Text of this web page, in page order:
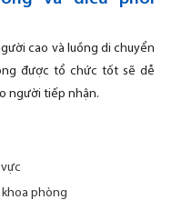
cao và luồng di chuyển
được tổ chức tốt sẽ dễ
người tiếp nhận.
phòng